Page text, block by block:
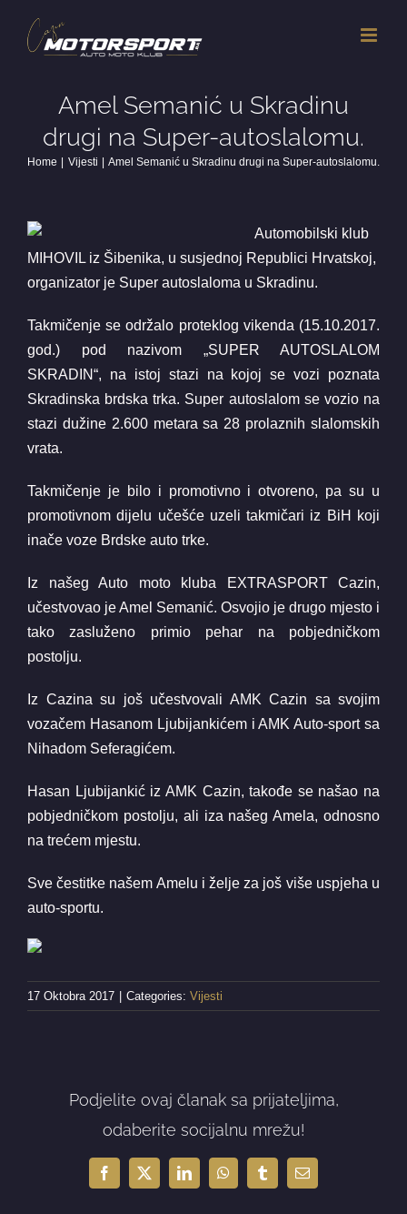
content
Amel Semanić u Skradinu
drugi na Super-autoslalomu.
Home Vijesti Amel Semanić u Skradinu drugi na Super-autoslalomu.
Automobilski klub
MIHOVIL iz Šibenika, u susjednoj Republici Hrvatskoj,
organizator je Super autoslaloma u Skradinu.
Takmičenje se održalo proteklog vikenda (15.10.2017.
god.) pod nazivom „SUPER AUTOSLALOM
SKRADIN“, na istoj stazi na kojoj se vozi poznata
Skradinska brdska trka. Super autoslalom se vozio na
stazi dužine 2.600 metara sa 28 prolaznih slalomskih
vrata.
Takmičenje je bilo i promotivno i otvoreno, pa su u
promotivnom dijelu učešće uzeli takmičari iz BiH koji
inače voze Brdske auto trke.
Iz našeg Auto moto kluba EXTRASPORT Cazin,
učestvovao je Amel Semanić. Osvojio je drugo mjesto i
tako zasluženo primio pehar na pobjedničkom
postolju.
Iz Cazina su još učestvovali AMK Cazin sa svojim
vozačem Hasanom Ljubijankićem i AMK Auto-sport sa
Nihadom Seferagićem.
Hasan Ljubijankić iz AMK Cazin, takođe se našao na
pobjedničkom postolju, ali iza našeg Amela, odnosno
na trećem mjestu.
Sve čestitke našem Amelu i želje za još više uspjeha u
auto-sportu.
17 Oktobra 2017 Categories: Vijesti
Podjelite ovaj članak sa prijateljima,
odaberite socijalnu mrežu!
Facebook
X LinkedInWhatsAppTumblrEmail